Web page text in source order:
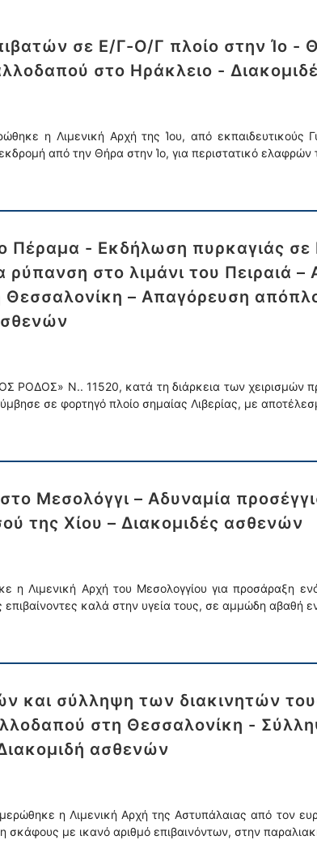
σε Ε/Γ-Ο/Γ πλοίο στην Ίο -
στο Ηράκλειο -
η Λιμενική Αρχή της Ίου, από εκπαιδευτικούς
από την Θήρα στην Ίο, για περιστατικό
Πέραμα - Εκδήλωση πυρκαγιάς σε
στο λιμάνι του Πειραιά –
– Απαγόρευση
ΡΟΔΟΣ» Ν.. 11520, κατά τη διάρκεια των χειρισμών
σε φορτηγό πλοίο σημαίας Λιβερίας, με
Μεσολόγγι – Αδυναμία
της Χίου – Διακομιδές ασθενών
η Λιμενική Αρχή του Μεσολογγίου για προσάραξη
καλά στην υγεία τους, σε αμμώδη αβαθή
και σύλληψη των διακινητών
στη Θεσσαλονίκη -
ασθενών
η Λιμενική Αρχή της Αστυπάλαιας από τον
σκάφους με ικανό αριθμό επιβαινόντων, στην